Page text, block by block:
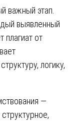
важный этап.
выявленный
плагиат от
логику,
—